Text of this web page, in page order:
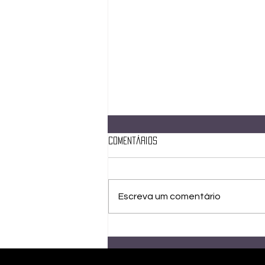
Comentários
Escreva um comentário